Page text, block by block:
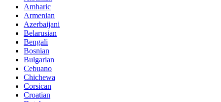
Amharic
Armenian
Azerbaijani
Belarusian
Bengali
Bosnian
Bulgarian
Cebuano
Chichewa
Corsican
Croatian